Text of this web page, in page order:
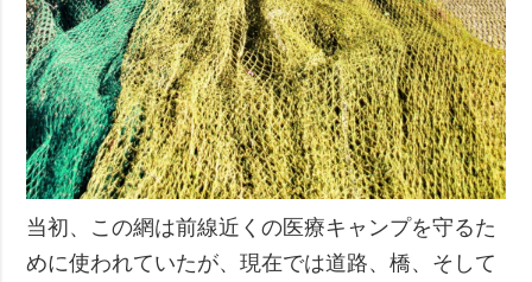
当初、この網は前線近くの医療キャンプを守るた
めに使われていたが、現在では道路、橋、そして